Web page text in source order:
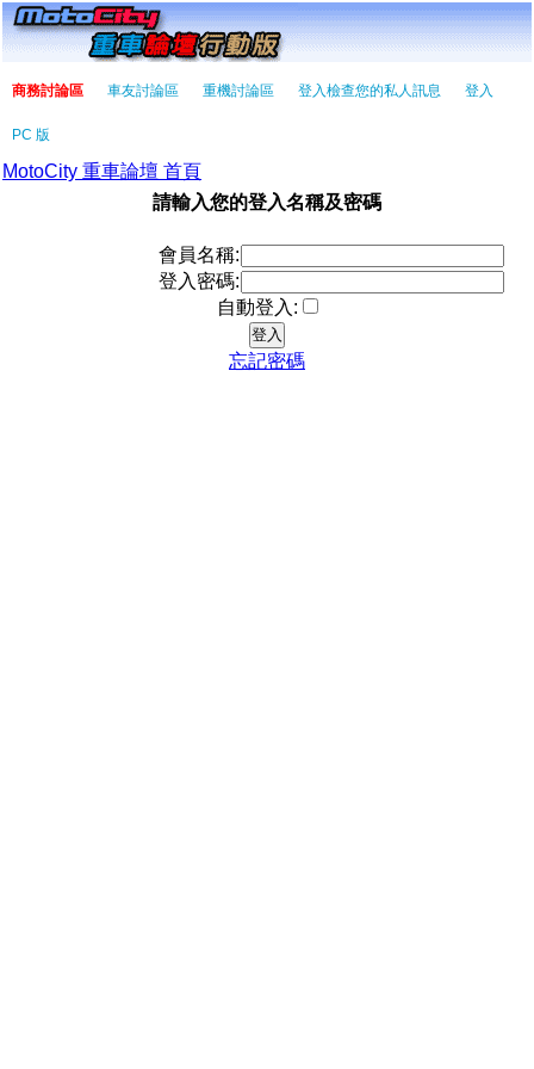
商務討論區 車友討論區 重機討論區 登入檢查您的私人訊息 登入
PC 版
MotoCity 重車論壇 首頁
請輸入您的登入名稱及密碼
會員名稱:
登入密碼:
自動登入:
忘記密碼